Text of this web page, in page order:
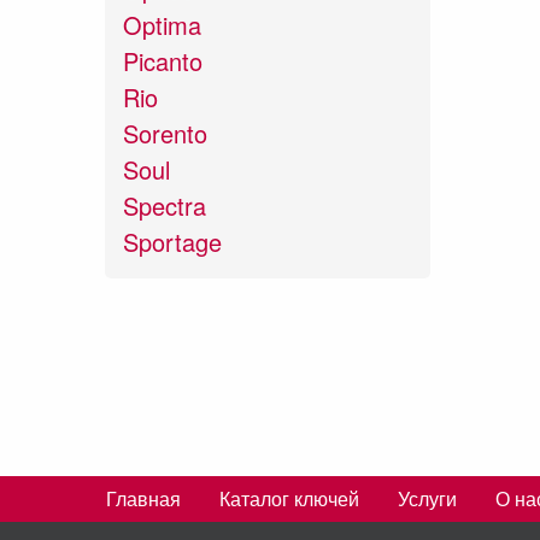
Optima
Picanto
Rio
Sorento
Soul
Spectra
Sportage
Главная Каталог ключей Услуги О